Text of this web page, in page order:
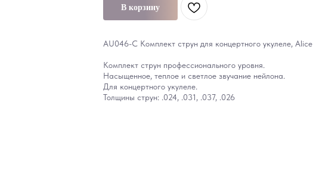
В корзину
AU046-C Комплект струн для концертного укулеле, Alice
Комплект струн профессионального уровня.
Насыщенное, теплое и светлое звучание нейлона.
Для концертного укулеле.
Толщины струн: .024, .031, .037, .026